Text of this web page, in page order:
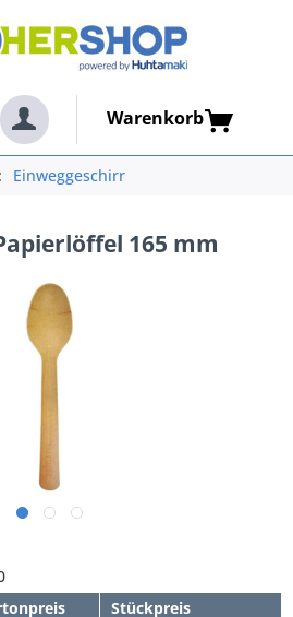
Warenkorb
Einweggeschirr
165 mm
Stückpreis